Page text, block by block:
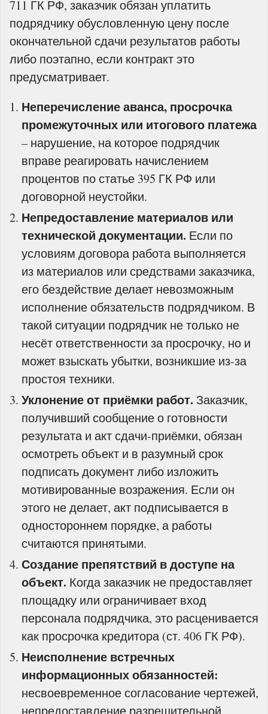
711 ГК РФ, заказчик обязан уплатить
подрядчику обусловленную цену после
окончательной сдачи результатов работы
либо поэтапно, если контракт это
предусматривает.
Неперечисление аванса, просрочка
промежуточных или итогового платежа
– нарушение, на которое подрядчик
вправе реагировать начислением
процентов по статье 395 ГК РФ или
договорной неустойки.
Непредоставление материалов или
технической документации. Если по
условиям договора работа выполняется
из материалов или средствами заказчика,
его бездействие делает невозможным
исполнение обязательств подрядчиком. В
такой ситуации подрядчик не только не
несёт ответственности за просрочку, но и
может взыскать убытки, возникшие из-за
простоя техники.
Уклонение от приёмки работ. Заказчик,
получивший сообщение о готовности
результата и акт сдачи-приёмки, обязан
осмотреть объект и в разумный срок
подписать документ либо изложить
мотивированные возражения. Если он
этого не делает, акт подписывается в
одностороннем порядке, а работы
считаются принятыми.
Создание препятствий в доступе на
объект. Когда заказчик не предоставляет
площадку или ограничивает вход
персонала подрядчика, это расценивается
как просрочка кредитора (ст. 406 ГК РФ).
Неисполнение встречных
информационных обязанностей:
несвоевременное согласование чертежей,